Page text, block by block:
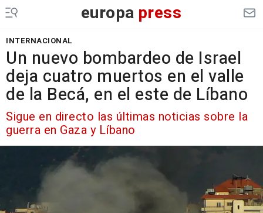
europa press
INTERNACIONAL
Un nuevo bombardeo de Israel
deja cuatro muertos en el valle
de la Becá, en el este de Líbano
Sigue en directo las últimas noticias sobre la
guerra en Gaza y Líbano